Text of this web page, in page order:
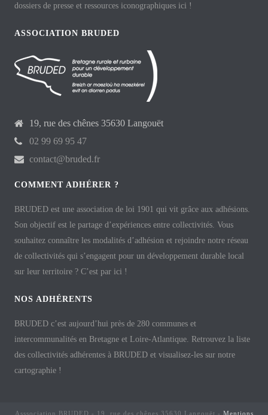
dossiers de presse et ressources iconographiques ici !
ASSOCIATION BRUDED
19, rue des chênes 35630 Langouët
02 99 69 95 47
contact@bruded.fr
COMMENT ADHÉRER ?
BRUDED est une association de loi 1901 qui vit grâce aux adhésions.
Son objectif est le partage d’expériences entre collectivités. Vous
souhaitez connaître les modalités d’adhésion et rejoindre notre réseau
de collectivités qui s’engagent pour un développement durable local
sur leur territoire ? C’est par ici !
NOS ADHÉRENTS
BRUDED c’est aujourd’hui près de 280 communes et
intercommunalités en Bretagne et Loire-Atlantique. Retrouvez la liste
des collectivités adhérentes à BRUDED et visualisez-les sur notre
cartographie !
Asssociation BRUDED - 19, rue des chênes 35630 Langouët - Mentions